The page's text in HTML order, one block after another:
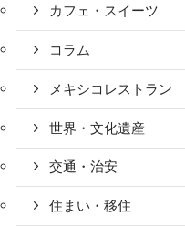
カフェ・スイーツ
コラム
メキシコレストラン
世界・文化遺産
交通・治安
住まい・移住